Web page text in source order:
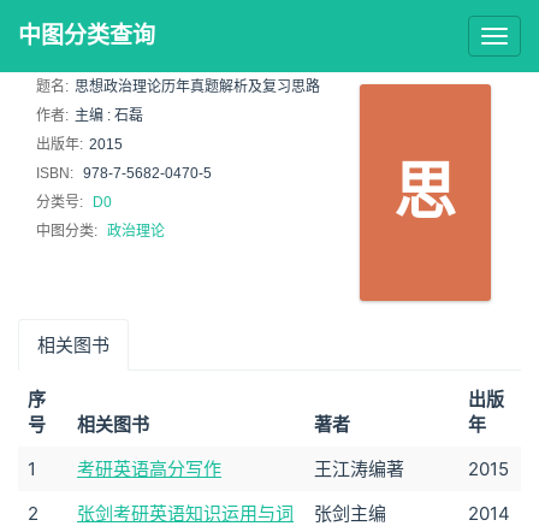
中图分类查询
思
题名: 思想政治理论历年真题解析及复习思路
作者: 主编 : 石磊
出版年: 2015
ISBN: 978-7-5682-0470-5
分类号:
D0
中图分类: 政治理论
相关图书
序
号
相关图书 著者
出版
年
1
考研英语高分写作 王江涛编著
2015
2
张剑考研英语知识运用与词
张剑主编 2014